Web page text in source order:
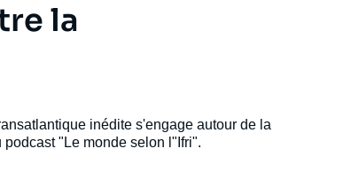
la
inédite s'engage autour de la
"Le monde selon l"Ifri".